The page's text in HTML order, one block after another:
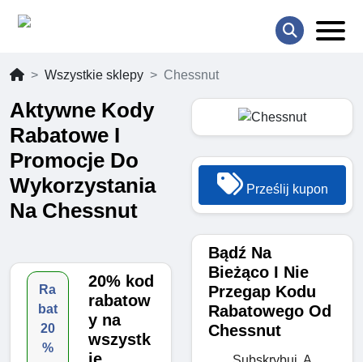
Wszystkie sklepy Chessnut
Aktywne Kody
Rabatowe I
Promocje Do
Wykorzystania
Na Chessnut
Ra
bat
20
%
20% kod
rabatow
y na
wszystk
Prześlij kupon
Bądź Na
Bieżąco I Nie
Przegap Kodu
Rabatowego Od
Chessnut